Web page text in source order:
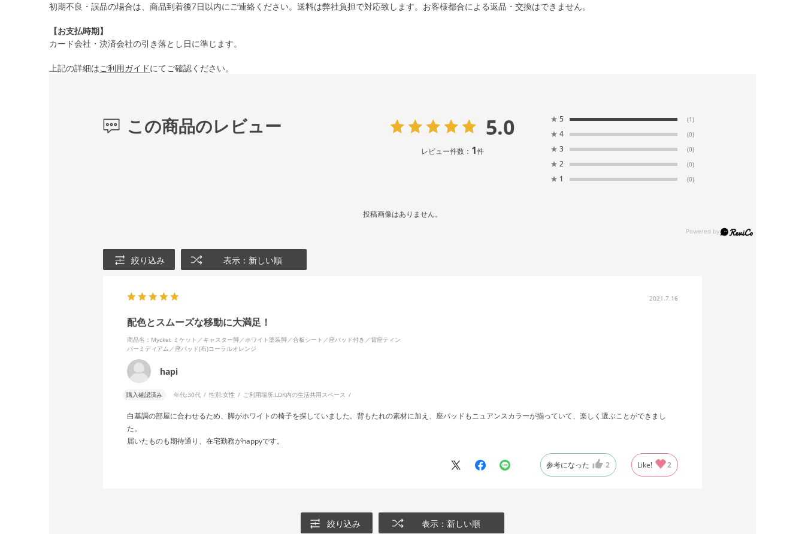
初期不良・誤品の場合は、商品到着後7日以内にご連絡ください。送料は弊社負担で対応致します。お客様都合による返品・交換はできません。
【お支払時期】
カード会社・決済会社の引き落とし日に準じます。
上記の詳細はご利用ガイドにてご確認ください。
この商品のレビュー 5.0
レビュー件数： 1件
★ 5 (1)
★ 4 (0)
★ 3 (0)
★ 2 (0)
★ 1 (0)
投稿画像はありません。
絞り込み 表示：新しい順
2021.7.16
配色とスムーズな移動に大満足！
商品名：Mycket ミケット／キャスター脚／ホワイト塗装脚／合板シート／座パッド付き／背座ティン
バーミディアム／座パッド(布)コーラルオレンジ
hapi
購入確認済み 年代:30代 性別:女性 ご利用場所:LDK内の生活共用スペース
白基調の部屋に合わせるため、脚がホワイトの椅子を探していました。背もたれの素材に加え、座パッドもニュアンスカラーが揃っていて、楽しく選ぶことができまし
た。
届いたものも期待通り、在宅勤務がhappyです。
参考になった 2 Like! 2
絞り込み 表示：新しい順